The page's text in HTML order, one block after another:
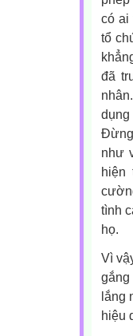
có ai
tổ
đã
như
hiện
tình
họ.
Vì
lắng
hiệu